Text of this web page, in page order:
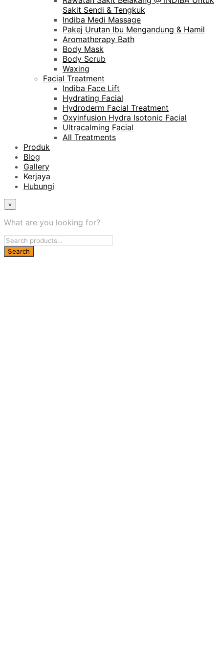
Sakit Sendi & Tengkuk
Indiba Medi Massage
Pakej Urutan Ibu Mengandung & Hamil
Aromatherapy Bath
Body Mask
Body Scrub
Waxing
Facial Treatment
Indiba Face Lift
Hydrating Facial
Hydroderm Facial Treatment
Oxyinfusion Hydra Isotonic Facial
Ultracalming Facial
All Treatments
Produk
Blog
Gallery
Kerjaya
Hubungi
×
What are you looking for?